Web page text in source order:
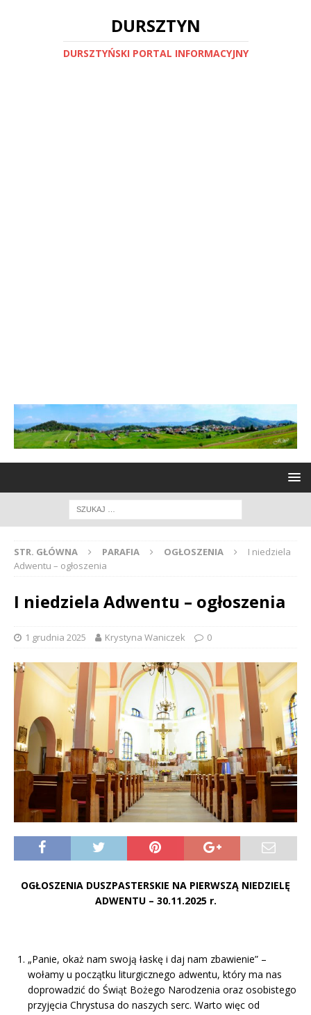
DURSZTYN
DURSZTYŃSKI PORTAL INFORMACYJNY
STR. GŁÓWNA PARAFIA OGŁOSZENIA
I niedziela
Adwentu – ogłoszenia
I niedziela Adwentu – ogłoszenia
1 grudnia 2025 Krystyna Waniczek 0
OGŁOSZENIA DUSZPASTERSKIE NA PIERWSZĄ NIEDZIELĘ
ADWENTU – 30.11.2025 r.
„Panie, okaż nam swoją łaskę i daj nam zbawienie” –
wołamy u początku liturgicznego adwentu, który ma nas
doprowadzić do Świąt Bożego Narodzenia oraz osobistego
przyjęcia Chrystusa do naszych serc. Warto więc od